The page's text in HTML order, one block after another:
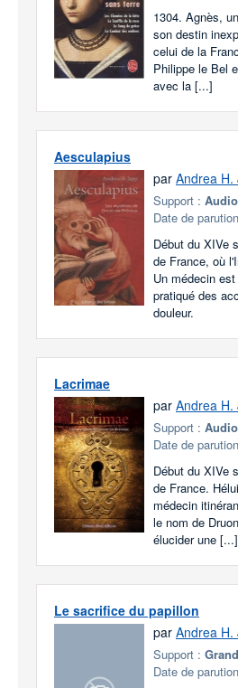
1304. Agnès,
son destin
celui de la
Philippe le Bel
avec la [...]
Aesculapius
par Andrea H.
Support : Audio
Date de
Début du XIVe
de France, où
Un médecin
pratiqué des
douleur.
Lacrimae
par Andrea H.
Support : Audio
Date de
Début du XIVe
de France.
médecin
le nom de
élucider une [...]
Le sacrifice du papillon
par Andrea H.
Support :
Date de